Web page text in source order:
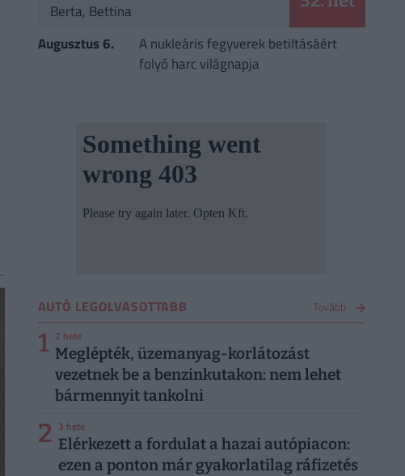
Berta, Bettina
Augusztus 6.
A nukleáris fegyverek betiltásáért
folyó harc világnapja
AUTÓ LEGOLVASOTTABB Tovább
1 2 hete
Meglépték, üzemanyag-korlátozást
vezetnek be a benzinkutakon: nem lehet
bármennyit tankolni
2 3 hete
Elérkezett a fordulat a hazai autópiacon:
ezen a ponton már gyakorlatilag ráfizetés